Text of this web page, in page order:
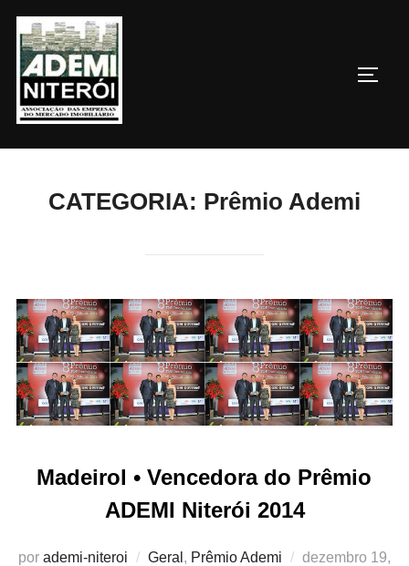
para
conteúdo
CATEGORIA: Prêmio Ademi
Madeirol • Vencedora do Prêmio
ADEMI Niterói 2014
por ademi-niteroi Geral , Prêmio Ademi
Postado
dezembro 19,